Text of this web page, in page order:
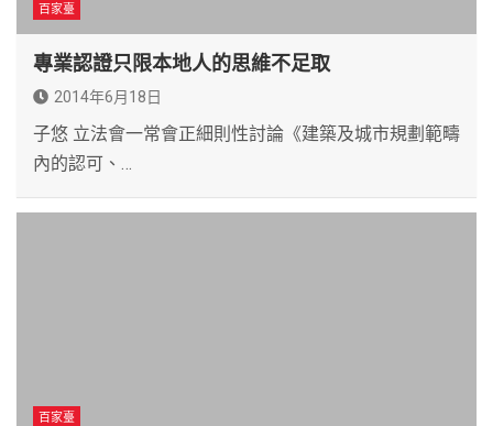
百家臺
專業認證只限本地人的思維不足取
2014年6月18日
子悠 立法會一常會正細則性討論《建築及城市規劃範疇
內的認可、…
百家臺